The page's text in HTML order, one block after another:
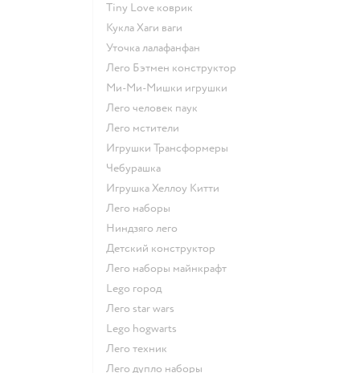
Tiny Love коврик
Кукла Хаги ваги
Уточка лалафанфан
Лего Бэтмен конструктор
Ми-Ми-Мишки игрушки
Лего человек паук
Лего мстители
Игрушки Трансформеры
Чебурашка
Игрушка Хеллоу Китти
Лего наборы
Ниндзяго лего
Детский конструктор
Лего наборы майнкрафт
Lego город
Лего star wars
Lego hogwarts
Лего техник
Лего дупло наборы